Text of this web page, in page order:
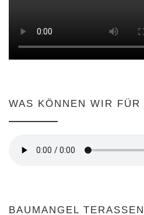
WAS KÖNNEN WIR
BAUMANGEL